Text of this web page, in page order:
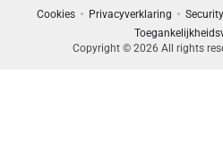
Cookies Privacyverklaring Security
Copyright © 2026 All rights